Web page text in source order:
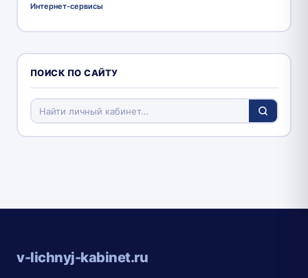
Интернет-сервисы
ПОИСК ПО САЙТУ
v-lichnyj-kabinet.ru